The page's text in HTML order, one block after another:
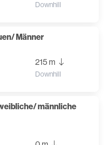
Downhill
Männer
215 m
Downhill
männliche